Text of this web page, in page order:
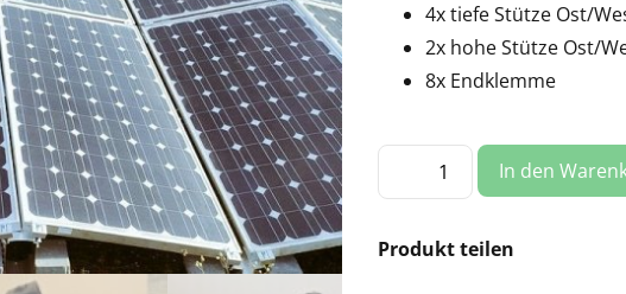
4x tiefe Stütze Ost/
2x hohe Stütze Ost/
8x Endklemme
Montageset:
Flachdach,
2
Menge
In den
Produkt teilen